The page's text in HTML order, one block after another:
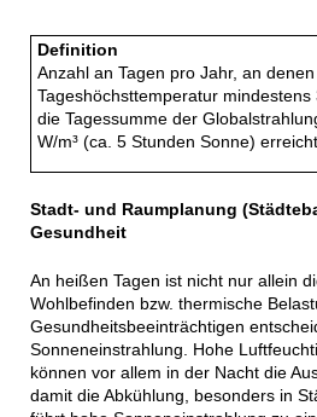
Definition
Anzahl an Tagen pro Jahr, an
Tageshöchsttemperatur mindestens
die Tagessumme der
W/m³ (ca. 5 Stunden Sonne) erreicht.
Stadt- und Raumplanung
Gesundheit
An heißen Tagen ist nicht nur allein
Wohlbefinden bzw. thermische
Gesundheitsbeeinträchtigen
Sonneneinstrahlung. Hohe
können vor allem in der Nacht die
damit die Abkühlung, besonders in